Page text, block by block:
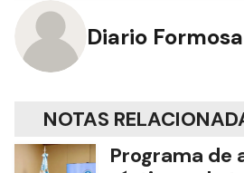
Diario Formosa
NOTAS
Programa de